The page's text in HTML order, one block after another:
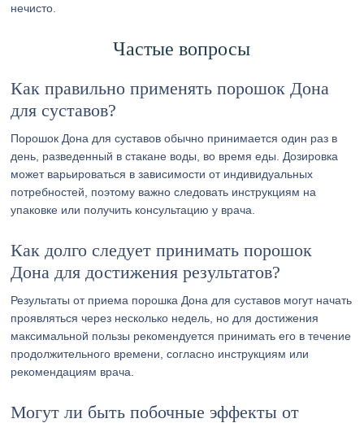
нечисто.
Частые вопросы
Как правильно применять порошок Дона
для суставов?
Порошок Дона для суставов обычно принимается один раз в
день, разведенный в стакане воды, во время еды. Дозировка
может варьироваться в зависимости от индивидуальных
потребностей, поэтому важно следовать инструкциям на
упаковке или получить консультацию у врача.
Как долго следует принимать порошок
Дона для достижения результатов?
Результаты от приема порошка Дона для суставов могут начать
проявляться через несколько недель, но для достижения
максимальной пользы рекомендуется принимать его в течение
продолжительного времени, согласно инструкциям или
рекомендациям врача.
Могут ли быть побочные эффекты от